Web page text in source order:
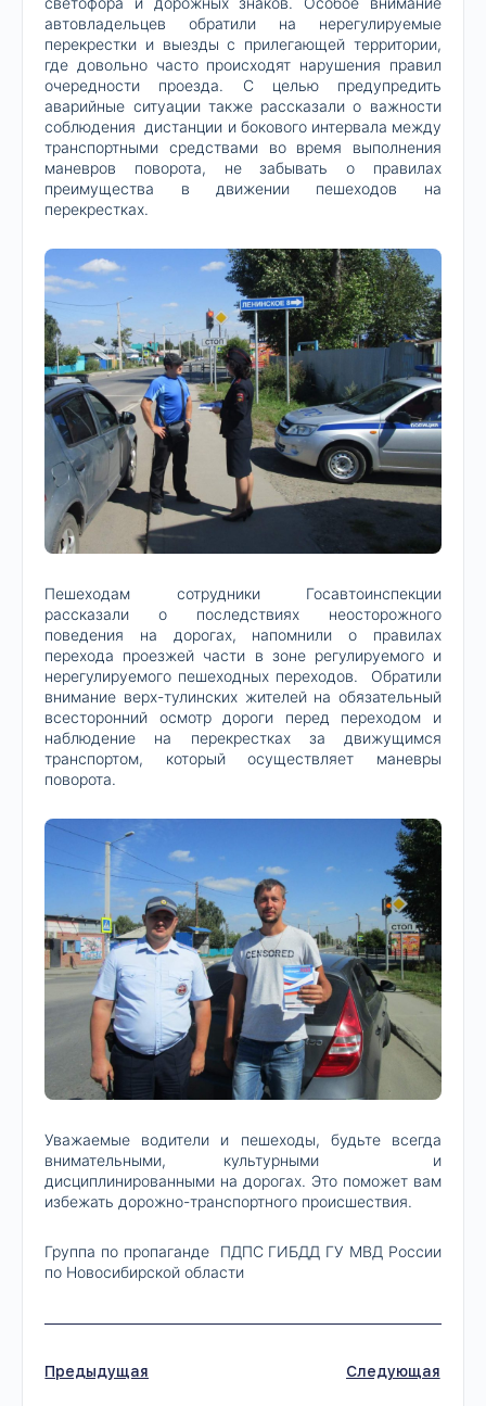
автовладельцев обратили на нерегулируемые
перекрестки и выезды с прилегающей территории,
где довольно часто происходят нарушения правил
очередности проезда. С целью предупредить
аварийные ситуации также рассказали о важности
соблюдения дистанции и бокового интервала между
транспортными средствами во время выполнения
маневров поворота, не забывать о правилах
преимущества в движении пешеходов на
перекрестках.
Пешеходам сотрудники Госавтоинспекции
рассказали о последствиях неосторожного
поведения на дорогах, напомнили о правилах
перехода проезжей части в зоне регулируемого и
нерегулируемого пешеходных переходов. Обратили
внимание верх-тулинских жителей на обязательный
всесторонний осмотр дороги перед переходом и
наблюдение на перекрестках за движущимся
транспортом, который осуществляет маневры
поворота.
Уважаемые водители и пешеходы, будьте всегда
внимательными, культурными и
дисциплинированными на дорогах. Это поможет вам
избежать дорожно-транспортного происшествия.
Группа по пропаганде ПДПС ГИБДД ГУ МВД России
по Новосибирской области
Предыдущая Следующая